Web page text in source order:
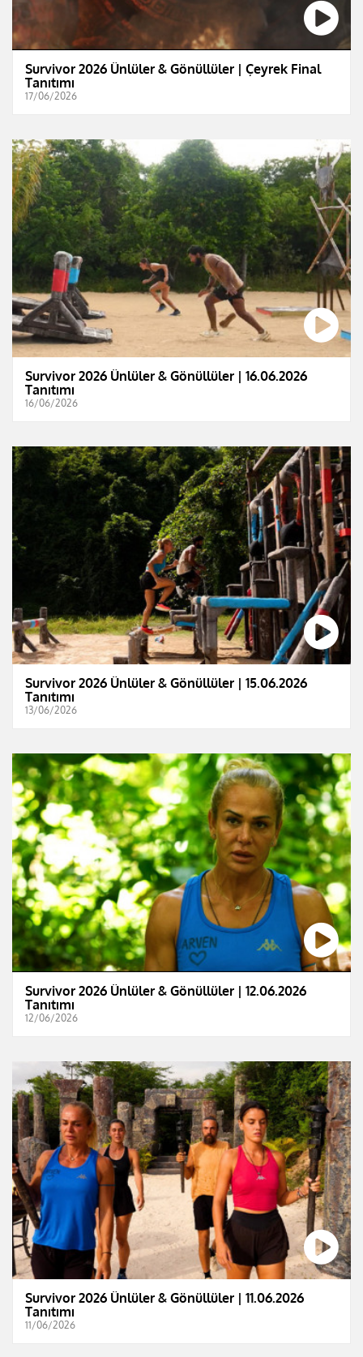
Survivor 2026 Ünlüler & Gönüllüler | Çeyrek Final
Tanıtımı
17/06/2026
Survivor 2026 Ünlüler & Gönüllüler | 16.06.2026
Tanıtımı
16/06/2026
Survivor 2026 Ünlüler & Gönüllüler | 15.06.2026
Tanıtımı
13/06/2026
Survivor 2026 Ünlüler & Gönüllüler | 12.06.2026
Tanıtımı
12/06/2026
Survivor 2026 Ünlüler & Gönüllüler | 11.06.2026
Tanıtımı
11/06/2026